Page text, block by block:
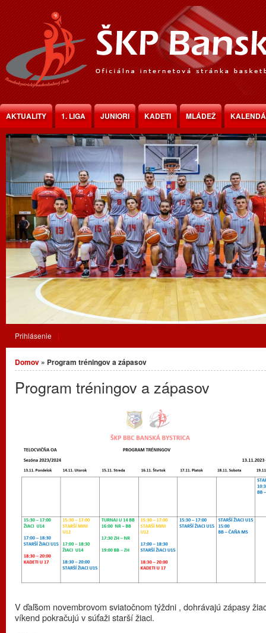
Jump to Content
AKTUALITY 1. LIGA JUNIORI KADETI MLÁDEŽ
Prihlásenie
Nachádzate sa tu
Domov » Program tréningov a zápasov
Program tréningov a zápasov
V ďaľšom novembrovom sviatočnom týždni , dohrávajú zápasy
víkend pokračujú v súťaži starší žiaci.